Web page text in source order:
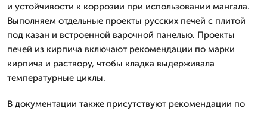
и устойчивости к коррозии при использовании мангала.
Выполняем отдельные проекты русских печей с плитой
под казан и встроенной варочной панелью. Проекты
печей из кирпича включают рекомендации по марки
кирпича и раствору, чтобы кладка выдерживала
температурные циклы.
В документации также присутствуют рекомендации по